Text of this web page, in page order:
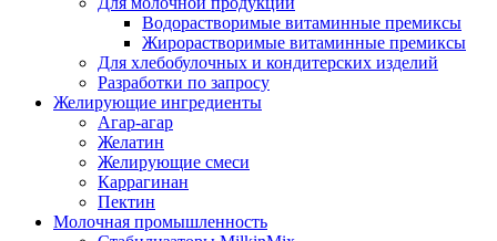
Водорастворимые витаминные премиксы
Жирорастворимые витаминные премиксы
Для хлебобулочных и кондитерских изделий
Разработки по запросу
Желирующие ингредиенты
Агар-агар
Желатин
Желирующие смеси
Каррагинан
Пектин
Молочная промышленность